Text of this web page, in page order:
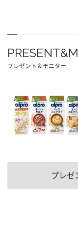
プレゼント＆モニター
プレゼ